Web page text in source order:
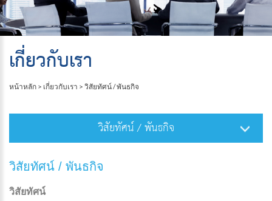
เกี่ยวกับเรา
หน้าหลัก > เกี่ยวกับเรา > วิสัยทัศน์ / พันธกิจ
วิสัยทัศน์ / พันธกิจ
วิสัยทัศน์ / พันธกิจ
วิสัยทัศน์